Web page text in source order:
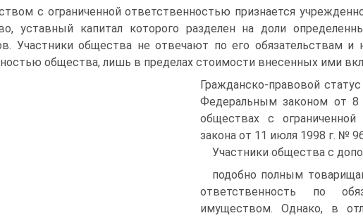
с ограниченной ответственностью признается
уставный капитал которого разделен на доли
Участники общества не отвечают по его обязательствам и
общества, лишь в пределах стоимости внесенных ими
Гражданско-правовой
Федеральным законом от
обществах с
закона от 11 июля 1998 г. №
Участники общества с
подобно полным
ответственность по
имуществом. Однако, в